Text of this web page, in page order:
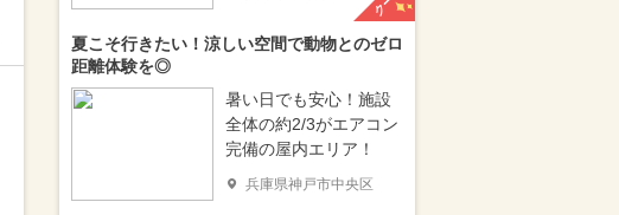
夏こそ行きたい！涼しい空間で動物とのゼロ
距離体験を◎
暑い日でも安心！施設
全体の約2/3がエアコン
完備の屋内エリア！
兵庫県神戸市中央区